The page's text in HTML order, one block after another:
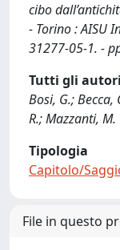
cibo
- Torino : AISU
31277-05-1. -
Tutti gli autori
Bosi, G.; Becca,
R.; Mazzanti, M.
Tipologia
Capitolo/
File in questo